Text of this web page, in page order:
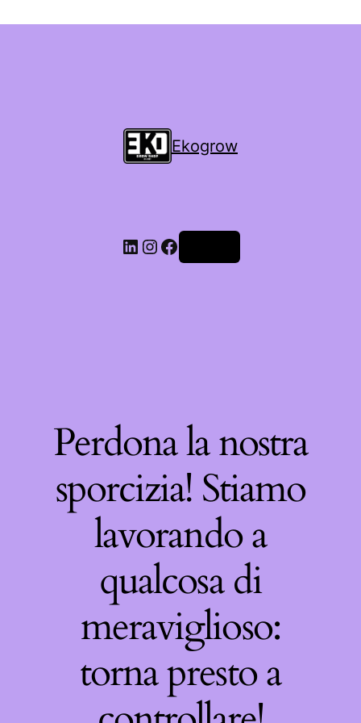
Ekogrow
Perdona la nostra
sporcizia! Stiamo
lavorando a
qualcosa di
meraviglioso:
torna presto a